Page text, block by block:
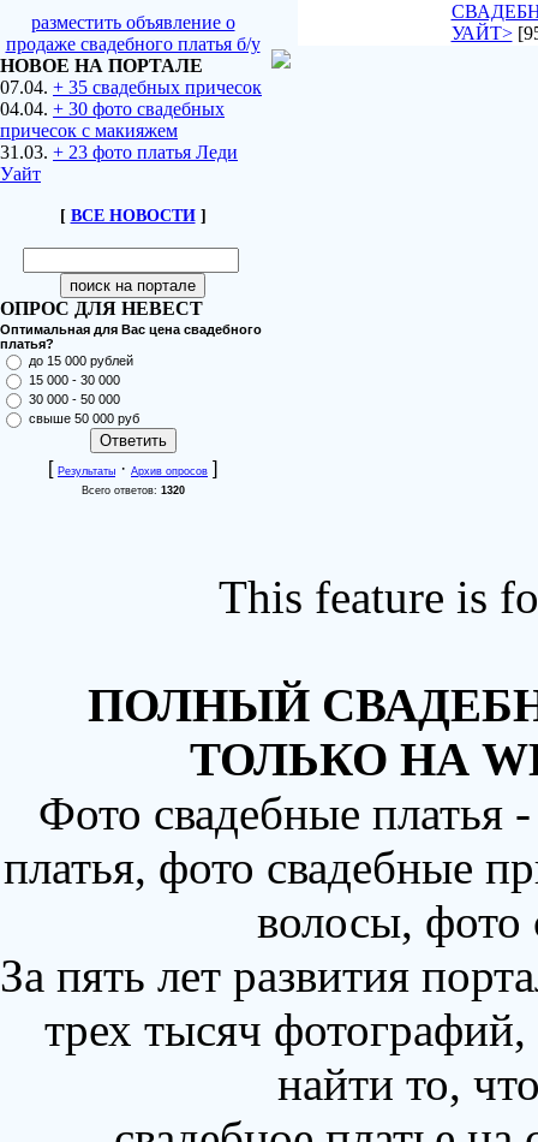
разместить объявление о
продаже свадебного платья б/у
НОВОЕ НА ПОРТАЛЕ
07.04. + 35 свадебных причесок
04.04. + 30 фото свадебных
причесок с макияжем
31.03. + 23 фото платья Леди
Уайт
[ ВСЕ НОВОСТИ]
ОПРОС ДЛЯ НЕВЕСТ
Оптимальная для Вас цена свадебного
платья?
до 15 000 рублей
15 000 - 30 000
30 000 - 50 000
свыше 50 000 руб
[ Результаты · Архив опросов ]
Всего ответов: 1320
УАЙТ>
This feature is
ПОЛНЫЙ
ТОЛЬКО НА
Фото свадебные
платья, фото свадебные
волосы,
За пять лет развития
трех тысяч
найти то,